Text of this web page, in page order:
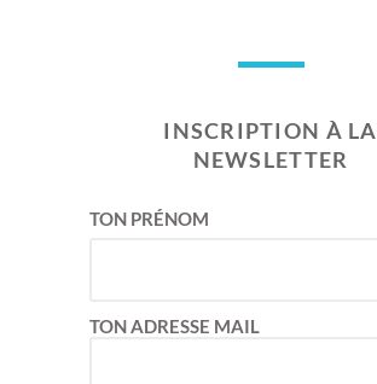
INSCRIPTION À LA
NEWSLETTER
TON PRÉNOM
TON ADRESSE MAIL